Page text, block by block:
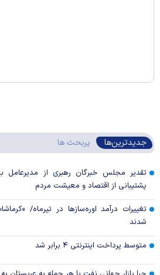
جدیدترین‌ها پربحث ها
تقدیر مجلس خبرگان رهبری از مدیرعامل
پشتیبانی از اقتصاد و معیشت مردم
تغییرات درآمد اوره‌سازها در تیرماه/
شدند
متوسط پرداخت اینترنتی ۴ برابر شد